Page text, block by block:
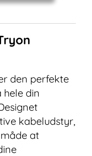
den perfekte
din
kabeludstyr,
at